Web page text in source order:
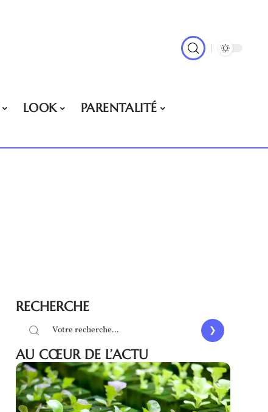
LOOK
PARENTALITÉ
RECHERCHE
AU CŒUR DE L’ACTU